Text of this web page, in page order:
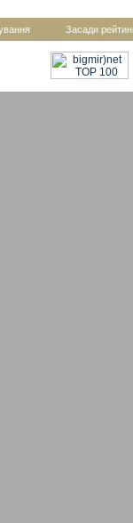
Засади